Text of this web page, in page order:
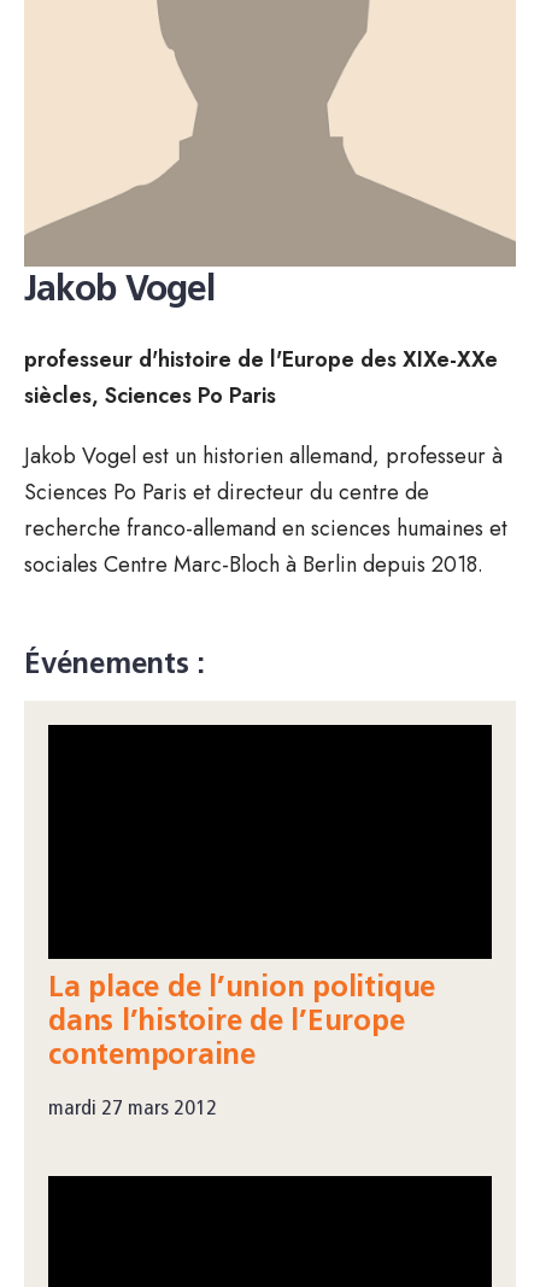
Jakob Vogel
professeur d'histoire de l'Europe des XIXe-XXe
siècles, Sciences Po Paris
Jakob Vogel est un historien allemand, professeur à
Sciences Po Paris et directeur du centre de
recherche franco-allemand en sciences humaines et
sociales Centre Marc-Bloch à Berlin depuis 2018.
Événements :
La place de l’union politique
dans l’histoire de l’Europe
contemporaine
mardi 27 mars 2012